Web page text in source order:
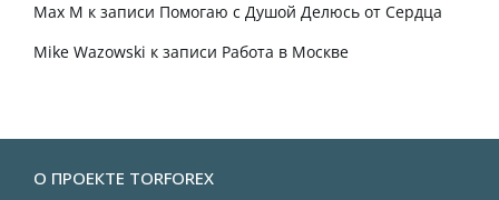
Max M к записи Помогаю с Душой Делюсь от Сердца
Mike Wazowski к записи Работа в Москве
О ПРОЕКТЕ TORFOREX